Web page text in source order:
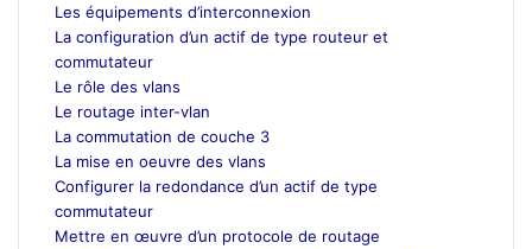
Les équipements d’interconnexion
La configuration d’un actif de type routeur et
commutateur
Le rôle des vlans
Le routage inter-vlan
La commutation de couche 3
La mise en oeuvre des vlans
Configurer la redondance d’un actif de type
commutateur
Mettre en œuvre d’un protocole de routage